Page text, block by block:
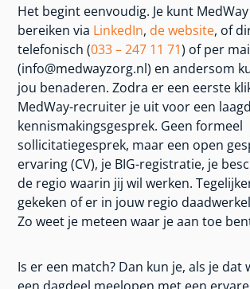
Het begint eenvoudig. Je kunt
bereiken via LinkedIn, de website, of
telefonisch (033 – 247 11 71) of per
(info@medwayzorg.nl) en andersom
jou benaderen. Zodra er een eerste
MedWay-recruiter je uit voor een
kennismakingsgesprek. Geen formeel
sollicitatiegesprek, maar een open
ervaring (CV), je BIG-registratie, je
de regio waarin jij wil werken.
gekeken of er in jouw regio
Zo weet je meteen waar je aan toe
Is er een match? Dan kun je, als je dat
een dagdeel meelopen met een